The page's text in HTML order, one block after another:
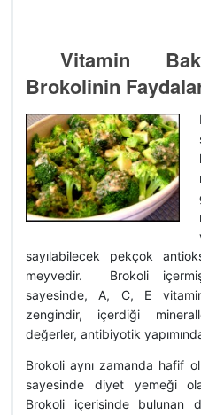
Vitamin
Brokolinin
sayılabilecek pekçok
meyvedir. Brokoli
sayesinde, A, C, E
zengindir, içerdiği
değerler, antibiyotik
Brokoli aynı zamanda hafif
sayesinde diyet yemeği
Brokoli içerisinde bulunan